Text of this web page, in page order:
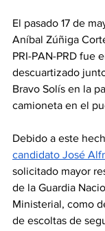
El pasado 17 de
Aníbal Zúñiga
PRI-PAN-PRD fue
descuartizado
Bravo Solís en la
camioneta en el
Debido a este
candidato José
solicitado mayor
de la Guardia
Ministerial, como
de escoltas de